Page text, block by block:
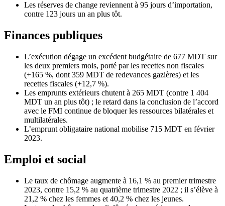
Les réserves de change reviennent à 95 jours d’importation,
contre 123 jours un an plus tôt.
Finances publiques
L’exécution dégage un excédent budgétaire de 677 MDT sur
les deux premiers mois, porté par les recettes non fiscales
(+165 %, dont 359 MDT de redevances gazières) et les
recettes fiscales (+12,7 %).
Les emprunts extérieurs chutent à 265 MDT (contre 1 404
MDT un an plus tôt) ; le retard dans la conclusion de l’accord
avec le FMI continue de bloquer les ressources bilatérales et
multilatérales.
L’emprunt obligataire national mobilise 715 MDT en février
2023.
Emploi et social
Le taux de chômage augmente à 16,1 % au premier trimestre
2023, contre 15,2 % au quatrième trimestre 2022 ; il s’élève à
21,2 % chez les femmes et 40,2 % chez les jeunes.